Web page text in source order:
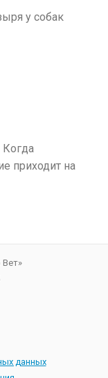
у собак
приходит на
данных